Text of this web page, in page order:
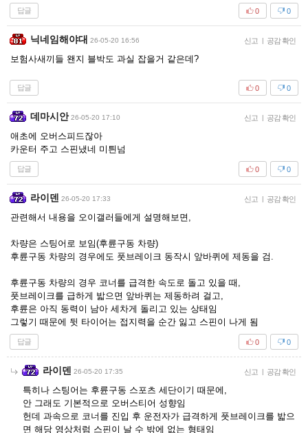
답글 0
0
닉네임해야대 26-05-20 16:56 신고 | 공감 확인
보험사새끼들 왠지 블박도 과실 잡을거 같은데?
답글 0
0
데마시안 26-05-20 17:10 신고 | 공감 확인
애초에 오버스피드잖아
카운터 주고 스핀냈네 미틘넘
답글 0
0
라이덴 26-05-20 17:33 신고 | 공감 확인
관련해서 내용을 오이갤러들에게 설명해보면,
차량은 스팅어로 보임(후륜구동 차량)
후륜구동 차량의 경우에도 풋브레이크 동작시 앞바퀴에 제동을 검.
후륜구동 차량의 경우 코너를 급격한 속도로 돌고 있을 때,
풋브레이크를 급하게 밟으면 앞바퀴는 제동하려 걸고,
후륜은 아직 동력이 남아 세차게 돌리고 있는 상태임
그렇기 때문에 뒷 타이어는 접지력을 순간 잃고 스핀이 나게 됨
답글 0
0
라이덴 26-05-20 17:35 신고 | 공감 확인
특히나 스팅어는 후륜구동 스포츠 세단이기 때문에,
안 그래도 기본적으로 오버스티어 성향임
헌데 과속으로 코너를 진입 후 운전자가 급격하게 풋브레이크를 밟으
면 해당 영상처럼 스핀이 날 수 밖에 없는 형태임